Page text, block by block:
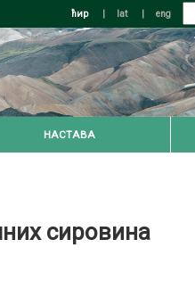
ћир | lat | eng
НАСТАВА
сировина